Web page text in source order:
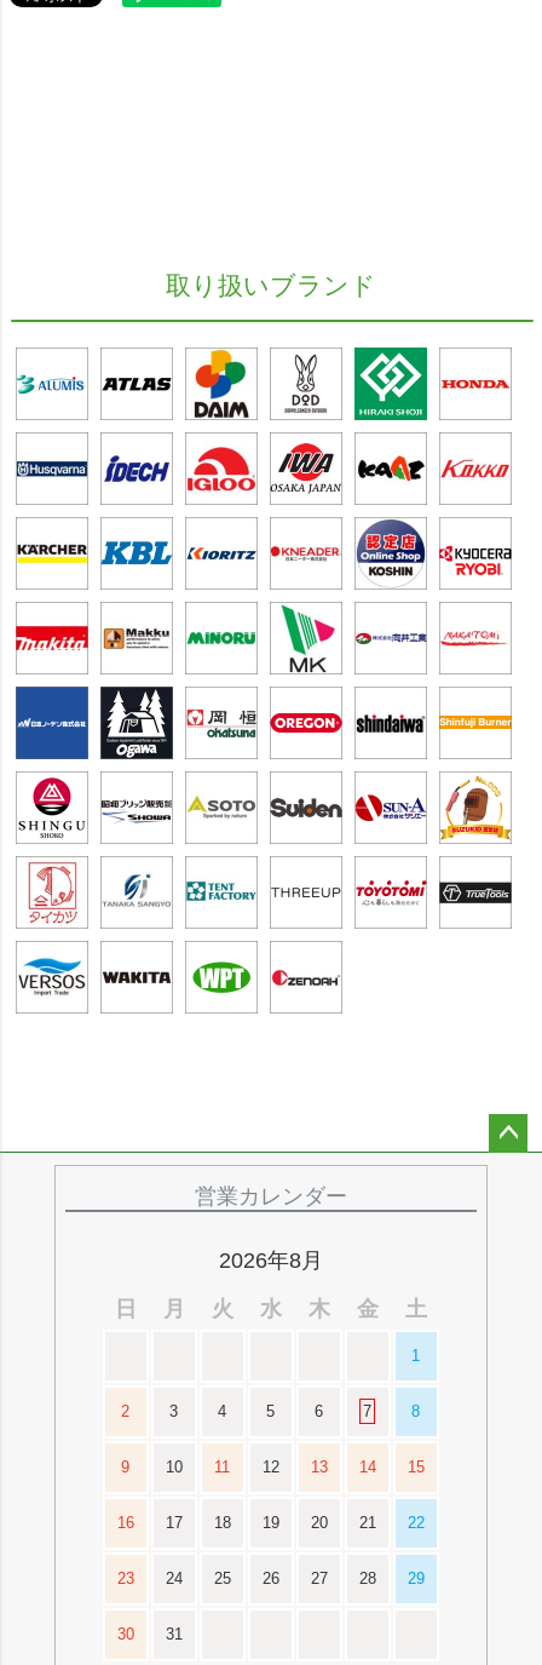
取り扱いブランド
営業カレンダー
2026年8月
日
月 火 水 木 金 土
1
2 3 4 5 6 7 8
9 10 11 12 13 14 15
16 17 18 19 20 21 22
23 24 25 26 27 28 29
30 31